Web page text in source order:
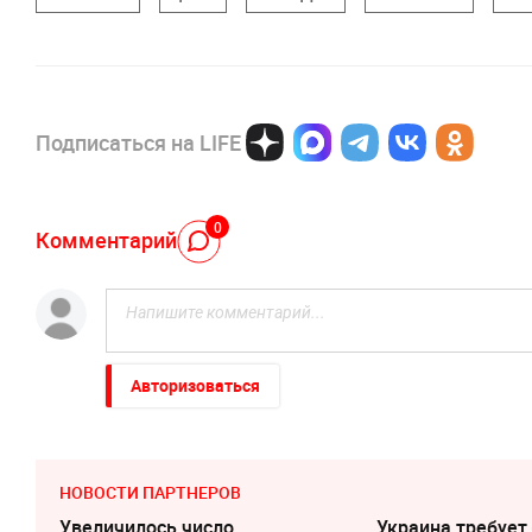
Подписаться на LIFE
Комментарий 0
Авторизоваться
НОВОСТИ ПАРТНЕРОВ